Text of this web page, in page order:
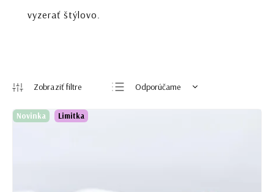
vyzerať štýlovo.
Odporúčame
Novinka Limitka